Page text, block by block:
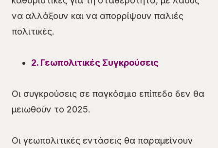
να αλλάξουν και να απορρίψουν παλιές
πολιτικές.
2. Γεωπολιτικές Συγκρούσεις
Οι συγκρούσεις σε παγκόσμιο επίπεδο δεν θα
μειωθούν το 2025.
Οι γεωπολιτικές εντάσεις θα παραμείνουν